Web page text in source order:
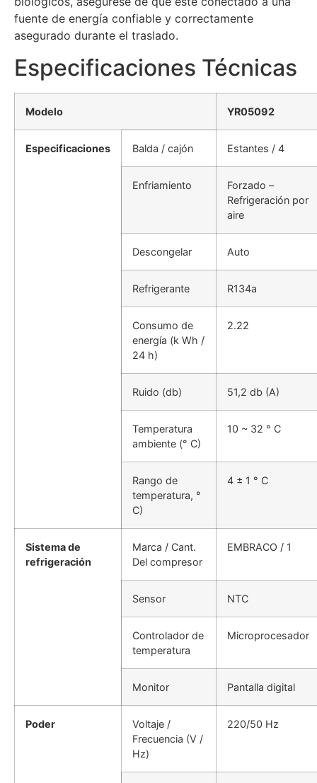
fuente de energía confiable y correctamente
asegurado durante el traslado.
Especificaciones Técnicas
Modelo YR05092
Especificaciones Balda / cajón Estantes / 4
Enfriamiento
Forzado –
Refrigeración por
aire
Descongelar Auto
Refrigerante R134a
Consumo de
energía (k Wh /
24 h)
2.22
Ruido (db) 51,2 db (A)
Temperatura
ambiente (° C)
10 ~ 32 ° C
Rango de
temperatura, °
C)
4 ± 1 ° C
Sistema de
refrigeración
Marca / Cant.
Del compresor
EMBRACO / 1
Sensor NTC
Controlador de
temperatura
Microprocesador
Monitor Pantalla digital
Poder
Voltaje /
Frecuencia (V /
Hz)
220/50 Hz